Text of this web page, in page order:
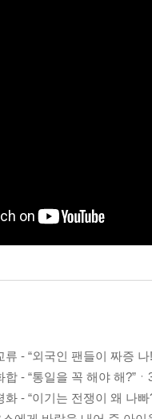
- “외국인 팬들이 짜증 나
- “통일을 꼭 해야 해?”ㆍ
- “이기는 전쟁이 왜 나빠